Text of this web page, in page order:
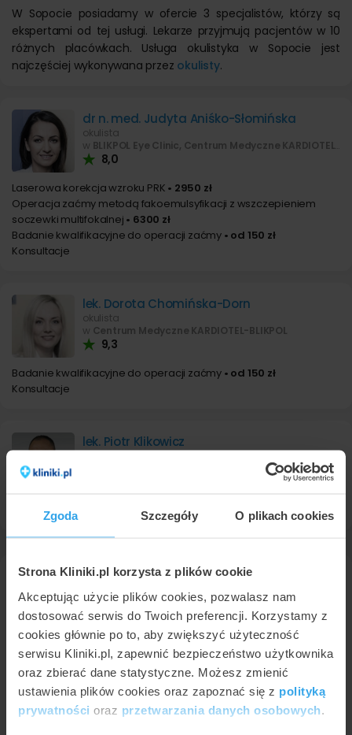
Zgoda Szczegóły O plikach cookies
Strona Kliniki.pl korzysta z plików cookie
Akceptując użycie plików cookies, pozwalasz nam
dostosować serwis do Twoich preferencji. Korzystamy z
cookies głównie po to, aby zwiększyć użyteczność
serwisu Kliniki.pl, zapewnić bezpieczeństwo użytkownika
oraz zbierać dane statystyczne. Możesz zmienić
ustawienia plików cookies oraz zapoznać się z polityką
prywatności oraz przetwarzania danych osobowych
W Sopocie posiadamy w ofercie 3 specjalistów, którzy są
ekspertami od tej usługi. Lekarze przyjmują pacjentów w 10
różnych placówkach. Usługa okulistyka w Sopocie jest
najczęściej wykonywana przez okulisty.
dr n. med. Judyta Aniśko-Słomińska
okulista
w BLIKPOL Eye Clinic, Centrum Medyczne KARDIOTEL-BLIKPOL
8,0
Laserowa korekcja wzroku PRK • 2950 zł
Operacja zaćmy metodą fakoemulsyfikacji z wszczepieniem
soczewki multifokalnej • 6300 zł
Badanie kwalifikacyjne do operacji zaćmy • od 150 zł
Konsultacje
lek. Dorota Chomińska-Dorn
okulista
w Centrum Medyczne KARDIOTEL-BLIKPOL
9,3
Badanie kwalifikacyjne do operacji zaćmy • od 150 zł
Konsultacje
lek. Piotr Klikowicz
Usunięcie gradówki • od 600 zł
Okulistyka Sopot - cena
Prezentujemy poniżej ceny związane z
procedurą okulistyka w Sopocie na podstawie
cenników z 5 placówek. Najniższa cena to 600 zł
za usunięcie gradówki natomiast najwyższa
cena w Sopocie wynosi do 4000 zł (laserowa